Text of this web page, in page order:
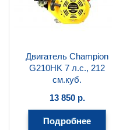
Двигатель Champion
G210HK 7 л.с., 212
см.куб.
CHAMPION
13 850р.
Подробнее